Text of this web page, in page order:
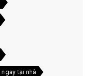
tại nhà